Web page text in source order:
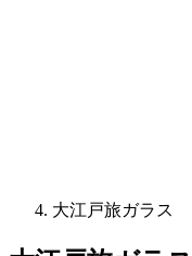
大江戸旅ガラス